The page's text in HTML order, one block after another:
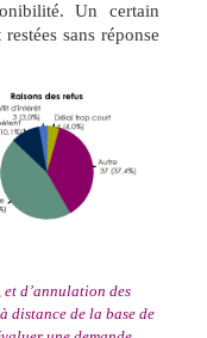
Un certain
sans réponse
d’annulation des
distance de la base de